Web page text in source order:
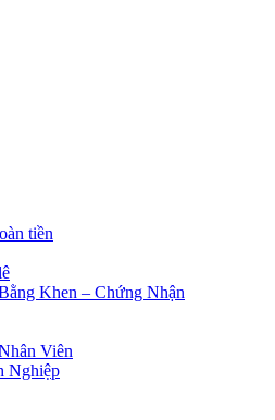
tiền
Khen – Chứng Nhận
Viên
Nghiệp